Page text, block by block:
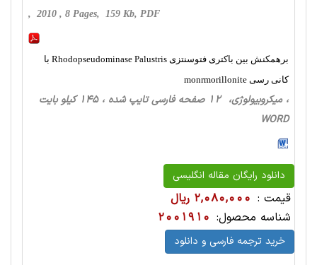
, 2010 , 8 Pages, 159 Kb, PDF
برهمکنش بین باکتری فتوسنتزی Rhodopseudominase Palustris با
کانی رسی monrmorillonite
، میکروبیولوژی، 12 صفحه فارسی تایپ شده ، 145 کیلو بایت
WORD
دانلود رایگان مقاله انگلیسی
قیمت : 2,080,000 ریال
شناسه محصول: 2001910
خرید ترجمه فارسی و دانلود